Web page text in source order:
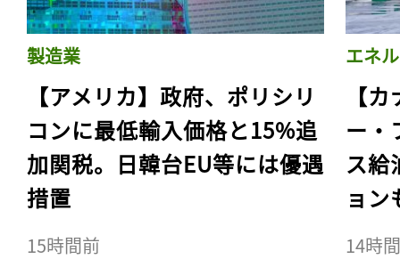
製造業
【アメリカ】政府、ポリシリ
コンに最低輸入価格と15%追
加関税。日韓台EU等には優遇
措置
15時間前
エネ
【
ー・
ス給
ョン
14時